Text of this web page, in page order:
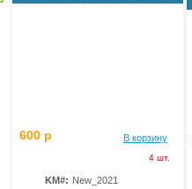
600 р В корзину
4 шт.
KM#: New_2021